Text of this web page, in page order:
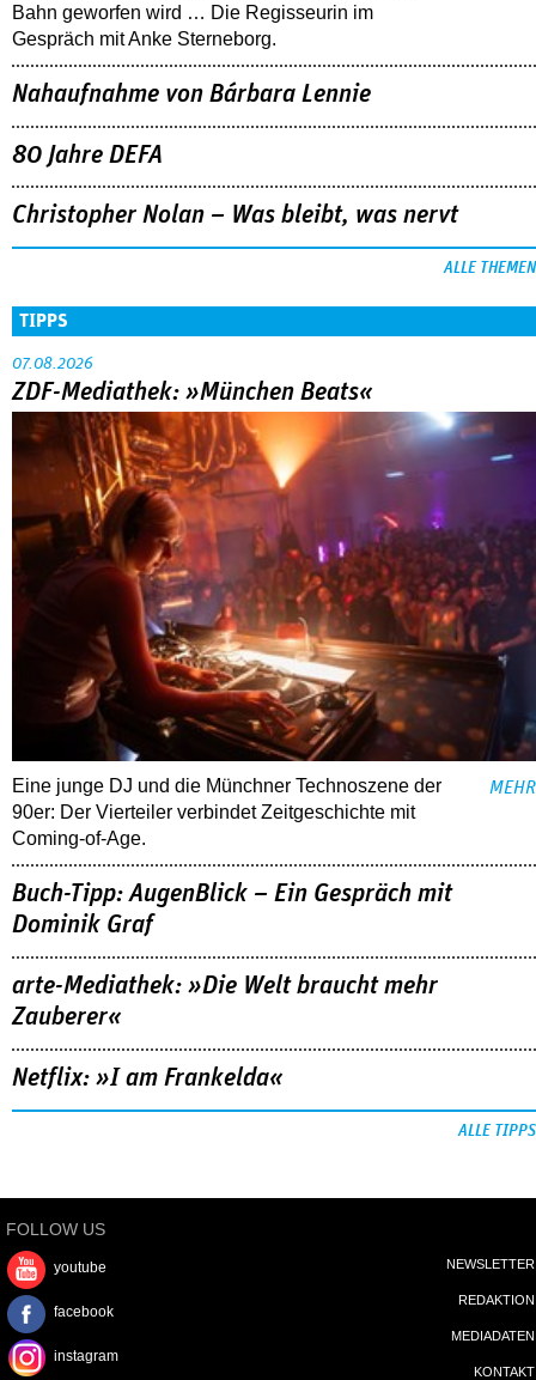
Bahn geworfen wird … Die Regisseurin im
Gespräch mit Anke Sterneborg.
Nahaufnahme von Bárbara Lennie
80 Jahre DEFA
Christopher Nolan – Was bleibt, was nervt
ALLE THEMEN
TIPPS
07.08.2026
ZDF-Mediathek: »München Beats«
Eine junge DJ und die Münchner Technoszene der
90er: Der Vierteiler verbindet Zeitgeschichte mit
Coming-of-Age.
MEHR
Buch-Tipp: AugenBlick – Ein Gespräch mit
Dominik Graf
arte-Mediathek: »Die Welt braucht mehr
Zauberer«
Netflix: »I am Frankelda«
ALLE TIPPS
FOLLOW US
youtube
facebook
instagram
NEWSLETTER
REDAKTION
MEDIADATEN
KONTAKT